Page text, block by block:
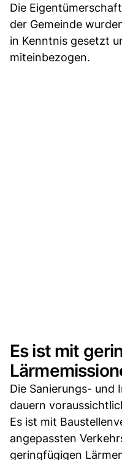
Die
der Gemeinde
in Kenntnis gesetzt
miteinbezogen.
Es ist mit
Die Sanierungs- und
dauern
Es ist mit
angepassten
geringfügigen